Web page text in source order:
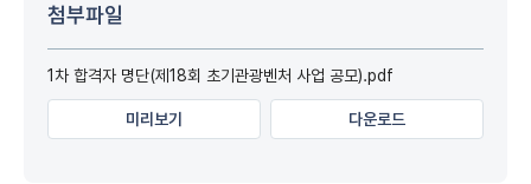
첨부파일
1차 합격자 명단(제18회 초기관광벤처 사업 공모).pdf
미리보기 다운로드